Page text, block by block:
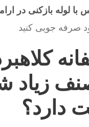
با لوله بازکنی در
صرفه جویی کنید
زیاد
دارد؟